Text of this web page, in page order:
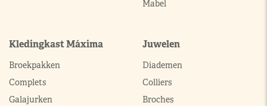
Mabel
Kledingkast Máxima
Broekpakken
Complets
Galajurken
Juwelen
Diademen
Colliers
Broches